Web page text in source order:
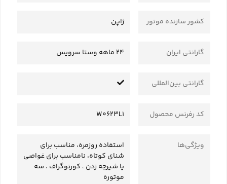
کشور سازنده موتور ژاپن
گارانتی ایران 24 ماهه وستا سرویس
گارانتی بین‌المللی
کد رفرنس محصول W0623L1
ویژگی‌ها
استفاده روزمره، مناسب برای
شنای کوتاه، نامناسب برای غواصی
یا شیرجه زدن ، کورنوگراف ، سه
موتوره